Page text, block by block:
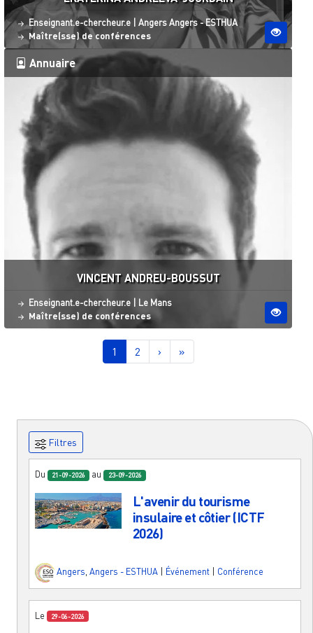
Statut
Enseignant.e-chercheur.e Site ESO
Angers Angers - ESTHUA
Maître(sse) de conférences
Annuaire
VINCENT ANDREU-BOUSSUT
Statut
Enseignant.e-chercheur.e Site ESO
Le Mans
Maître(sse) de conférences
Page courante
1 Page
2 Page suivante
› Dernière page
»
Filtres
Du 21-09-2026 au 23-09-2026
L'avenir du tourisme
insulaire et côtier (ICTF
2026)
Angers Angers - ESTHUA Événement Conférence
Le 29-06-2026